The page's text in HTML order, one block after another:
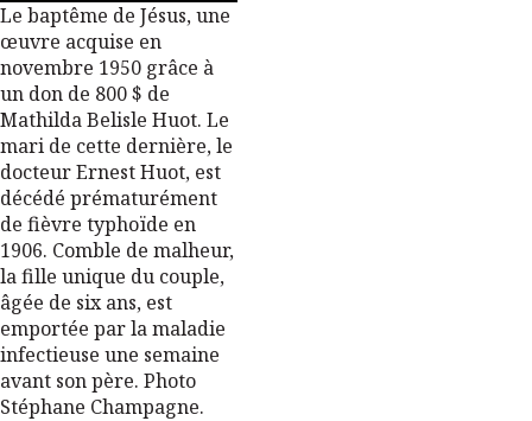
Le baptême de Jésus, une
œuvre acquise en
novembre 1950 grâce à
un don de 800 $ de
Mathilda Belisle Huot. Le
mari de cette dernière, le
docteur Ernest Huot, est
décédé prématurément
de fièvre typhoïde en
1906. Comble de malheur,
la fille unique du couple,
âgée de six ans, est
emportée par la maladie
infectieuse une semaine
avant son père. Photo
Stéphane Champagne.